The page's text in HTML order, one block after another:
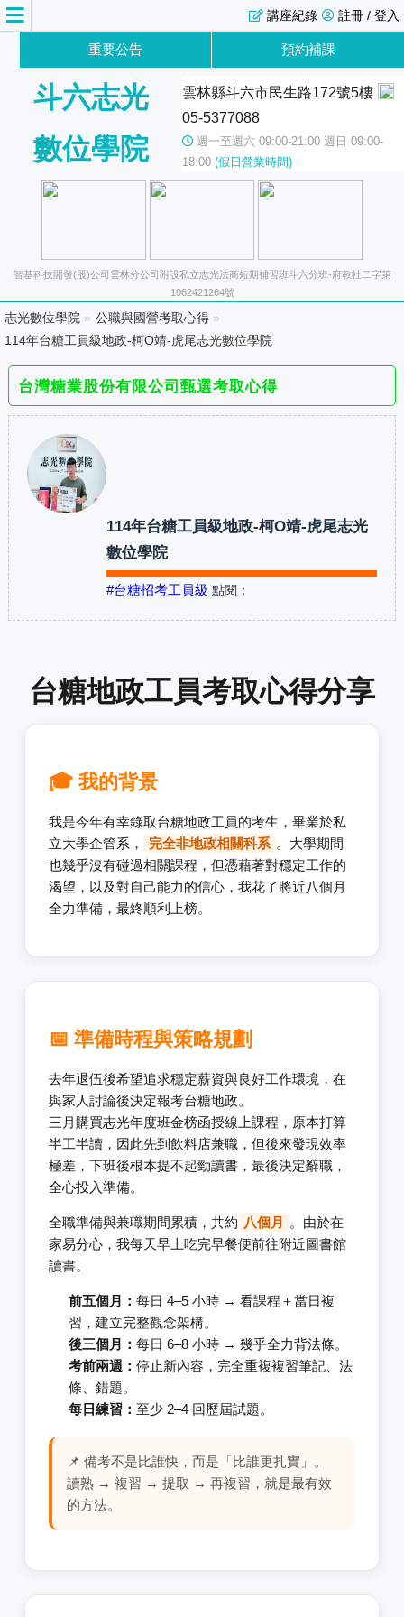
註冊 / 登入
講座紀錄
重要公告 預約補課
斗六志光
數位學院
雲林縣斗六市民生路172號5樓
05-5377088
週一至週六 09:00-21:00 週日 09:00-
18:00 (假日營業時間)
智基科技開發(股)公司雲林分公司附設私立志光法商短期補習班斗六分班-府教社二字第
1062421264號
志光數位學院 » 公職與國營考取心得 »
114年台糖工員級地政-柯O靖-虎尾志光數位學院
台灣糖業股份有限公司甄選考取心得
114年台糖工員級地政-柯O靖-虎尾志光
數位學院
#台糖招考工員級 點閱：
台糖地政工員考取心得分享
🎓 我的背景
我是今年有幸錄取台糖地政工員的考生，畢業於私
立大學企管系，
完全非地政相關科系 。大學期間
也幾乎沒有碰過相關課程，但憑藉著對穩定工作的
渴望，以及對自己能力的信心，我花了將近八個月
全力準備，最終順利上榜。
📅 準備時程與策略規劃
去年退伍後希望追求穩定薪資與良好工作環境，在
與家人討論後決定報考台糖地政。
三月購買志光年度班金榜函授線上課程，原本打算
半工半讀，因此先到飲料店兼職，但後來發現效率
極差，下班後根本提不起勁讀書，最後決定辭職，
全心投入準備。
全職準備與兼職期間累積，共約 八個月
。由於在
家易分心，我每天早上吃完早餐便前往附近圖書館
讀書。
前五個月： 每日 4–5 小時 → 看課程＋當日複
習，建立完整觀念架構。
後三個月： 每日 6–8 小時 → 幾乎全力背法條。
考前兩週： 停止新內容，完全重複複習筆記、法
條、錯題。
每日練習： 至少 2–4 回歷屆試題。
📌 備考不是比誰快，而是「比誰更扎實」。
讀熟 → 複習 → 提取 → 再複習，就是最有效
的方法。